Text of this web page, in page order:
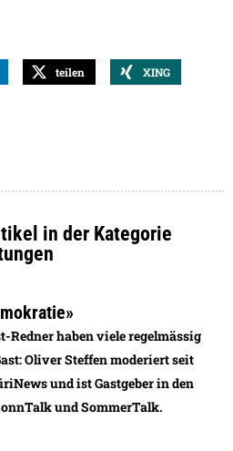
teilen
XING
in der Kategorie
Redner haben viele regelmässig
Oliver Steffen moderiert seit
und ist Gastgeber in den
und SommerTalk.